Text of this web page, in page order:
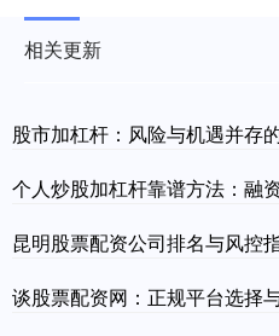
相关更新
股市加杠杆：风险与机遇并存
个人炒股加杠杆靠谱方法：融
昆明股票配资公司排名与风控
谈股票配资网：正规平台选择